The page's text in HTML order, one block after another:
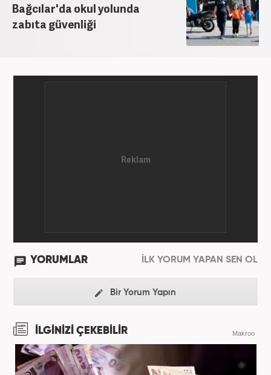
adımını 2015 yılında Türk Medya’da attı. 2020’de
Haber7’de gece editörlüğüne başladı. Halen
Haber7.com’da haber şefi olarak görev yapmaktadır.
Bağcılar'da okul yolunda
zabıta güvenliği
YORUMLAR İLK YORUM YAPAN SEN OL
Bir Yorum Yapın
İLGİNİZİ ÇEKEBİLİR Makroo